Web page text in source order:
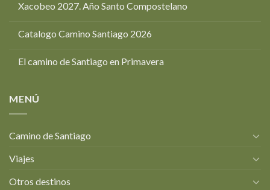
Xacobeo 2027. Año Santo Compostelano
Catalogo Camino Santiago 2026
El camino de Santiago en Primavera
MENÚ
Camino de Santiago
Viajes
Otros destinos